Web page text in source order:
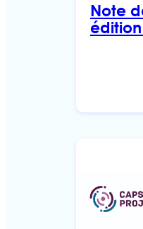
Note
édition